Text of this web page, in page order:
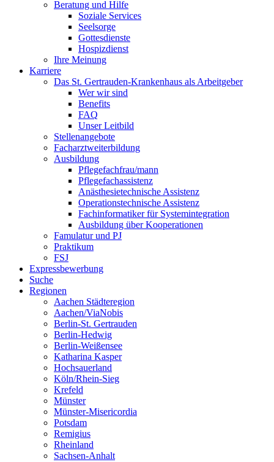
Beratung und Hilfe
Soziale Services
Seelsorge
Gottesdienste
Hospizdienst
Ihre Meinung
Karriere
Das St. Gertrauden-Krankenhaus als Arbeitgeber
Wer wir sind
Benefits
FAQ
Unser Leitbild
Stellenangebote
Facharztweiterbildung
Ausbildung
Pflegefachfrau/mann
Pflegefachassistenz
Anästhesietechnische Assistenz
Operationstechnische Assistenz
Fachinformatiker für Systemintegration
Ausbildung über Kooperationen
Famulatur und PJ
Praktikum
FSJ
Expressbewerbung
Suche
Regionen
Aachen Städteregion
Aachen/ViaNobis
Berlin-St. Gertrauden
Berlin-Hedwig
Berlin-Weißensee
Katharina Kasper
Hochsauerland
Köln/Rhein-Sieg
Krefeld
Münster
Münster-Misericordia
Potsdam
Remigius
Rheinland
Sachsen-Anhalt